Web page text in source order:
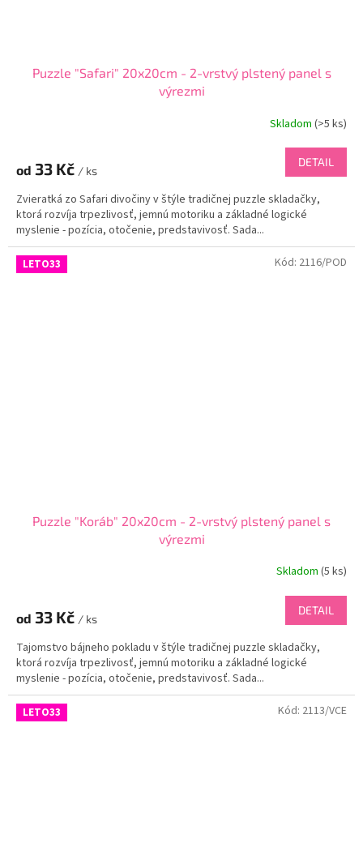
Puzzle "Safari" 20x20cm - 2-vrstvý plstený panel s
výrezmi
Skladom (>5 ks)
od 33 Kč / ks
DETAIL
Zvieratká zo Safari divočiny v štýle tradičnej puzzle skladačky,
ktorá rozvíja trpezlivosť, jemnú motoriku a základné logické
myslenie - pozícia, otočenie, predstavivosť. Sada...
LETO33
Puzzle "Koráb" 20x20cm - 2-vrstvý plstený panel s
výrezmi
Skladom (5 ks)
od 33 Kč / ks
DETAIL
Tajomstvo bájneho pokladu v štýle tradičnej puzzle skladačky,
ktorá rozvíja trpezlivosť, jemnú motoriku a základné logické
myslenie - pozícia, otočenie, predstavivosť. Sada...
Kód: 2116/POD
LETO33 Kód: 2113/VCE